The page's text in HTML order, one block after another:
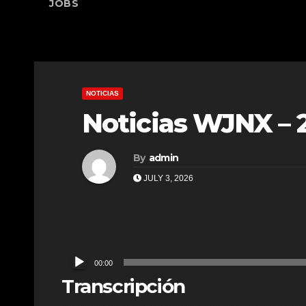
JOBS
NOTICIAS
Noticias WJNX –
By admin
JULY 3, 2026
Audio
Player
00:00
Transcripción